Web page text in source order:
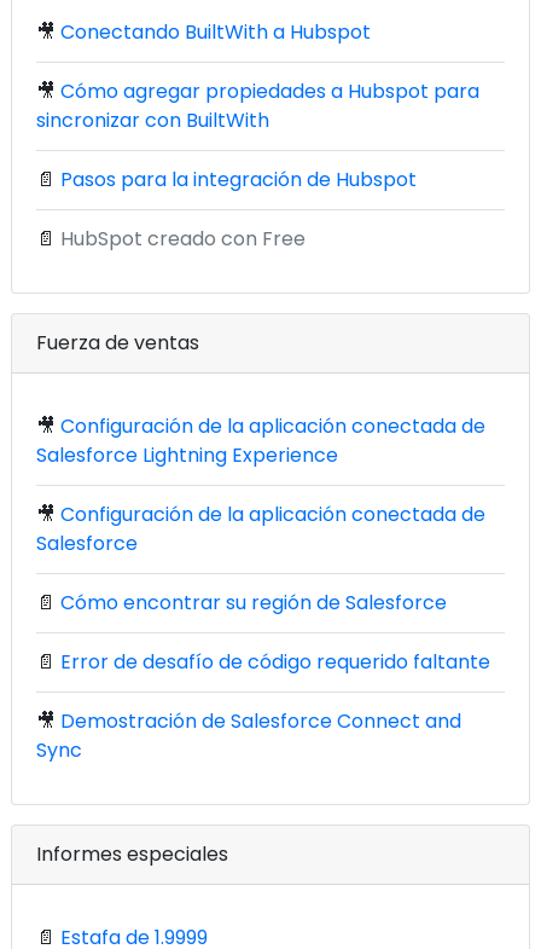
🎥 Conectando BuiltWith a Hubspot
🎥 Cómo agregar propiedades a Hubspot para
sincronizar con BuiltWith
📄 Pasos para la integración de Hubspot
📄 HubSpot creado con Free
Fuerza de ventas
🎥 Configuración de la aplicación conectada de
Salesforce Lightning Experience
🎥 Configuración de la aplicación conectada de
Salesforce
📄 Cómo encontrar su región de Salesforce
📄 Error de desafío de código requerido faltante
🎥 Demostración de Salesforce Connect and
Sync
Informes especiales
📄 Estafa de 1.9999